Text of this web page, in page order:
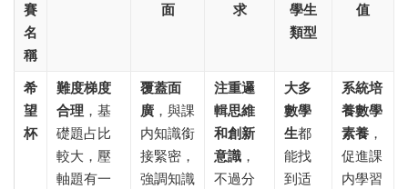
賽
名
稱
面
求
學生
類型
值
希
望
杯
難度梯度
合理 ，基
礎題占比
較大，壓
軸題有一
覆蓋面
廣 ，與課
内知識銜
接緊密，
強調知識
注重邏
輯思維
和創新
意識 ，
不過分
大多
數學
生都
能找
到适
系統培
養數學
素養 ，
促進課
内學習